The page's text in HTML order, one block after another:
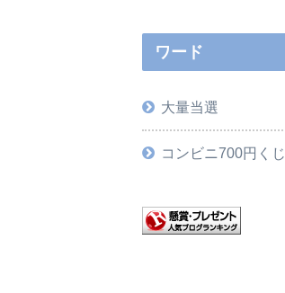
ワード
大量当選
コンビニ700円くじ